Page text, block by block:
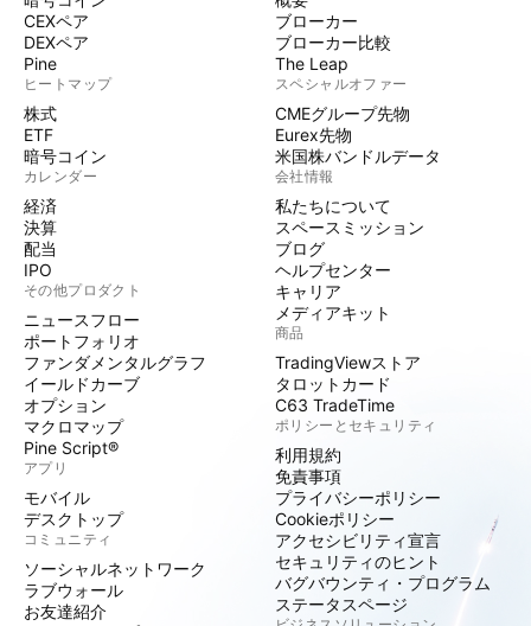
CEXペア
DEXペア
Pine
ヒートマップ
株式
ETF
暗号コイン
カレンダー
経済
決算
配当
IPO
その他プロダクト
ニュースフロー
ポートフォリオ
ファンダメンタルグラフ
イールドカーブ
オプション
マクロマップ
Pine Script®
アプリ
モバイル
デスクトップ
コミュニティ
ソーシャルネットワーク
ラブウォール
お友達紹介
ブローカー
ブローカー比較
The Leap
スペシャルオファー
CMEグループ先物
Eurex先物
米国株バンドルデータ
会社情報
私たちについて
スペースミッション
ブログ
ヘルプセンター
キャリア
メディアキット
商品
TradingViewストア
タロットカード
C63 TradeTime
ポリシーとセキュリティ
利用規約
免責事項
プライバシーポリシー
Cookieポリシー
アクセシビリティ宣言
セキュリティのヒント
バグバウンティ・プログラム
ステータスページ